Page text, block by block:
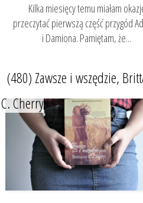
Kilka miesięcy temu miałam
przeczytać pierwszą część przygód
i Damiona. Pamiętam, że...
(480) Zawsze i wszędzie,
C. Cherry